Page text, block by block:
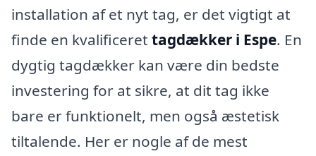
installation af et nyt tag, er det vigtigt at
finde en kvalificeret tagdækker i Espe. En
dygtig tagdækker kan være din bedste
investering for at sikre, at dit tag ikke
bare er funktionelt, men også æstetisk
tiltalende. Her er nogle af de mest